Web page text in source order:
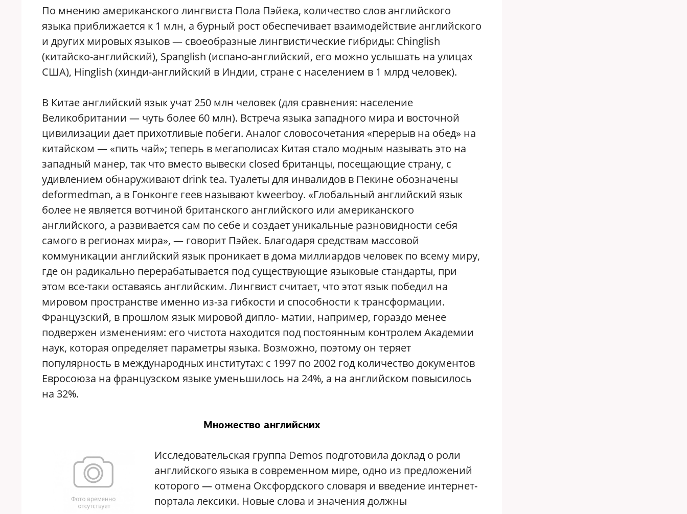
По мнению американского лингвиста Пола Пэйека, количество слов английского
языка приближается к 1 млн, а бурный рост обеспечивает взаимодействие английского
и других мировых языков — своеобразные лингвистические гибриды: Chinglish
(китайско-английский), Spanglish (испано-английский, его можно услышать на улицах
США), Hinglish (хинди-английский в Индии, стране с населением в 1 млрд человек).
В Китае английский язык учат 250 млн человек (для сравнения: население
Великобритании — чуть более 60 млн). Встреча языка западного мира и восточной
цивилизации дает прихотливые побеги. Аналог словосочетания «перерыв на обед» на
китайском — «пить чай»; теперь в мегаполисах Китая стало модным называть это на
западный манер, так что вместо вывески closed британцы, посещающие страну, с
удивлением обнаруживают drink tea. Туалеты для инвалидов в Пекине обозначены
deformedman, а в Гонконге геев называют kweerboy. «Глобальный английский язык
более не является вотчиной британского английского или американского
английского, а развивается сам по себе и создает уникальные разновидности себя
самого в регионах мира», — говорит Пэйек. Благодаря средствам массовой
коммуникации английский язык проникает в дома миллиардов человек по всему миру,
где он радикально перерабатывается под существующие языковые стандарты, при
этом все-таки оставаясь английским. Лингвист считает, что этот язык победил на
мировом пространстве именно из-за гибкости и способности к трансформации.
Французский, в прошлом язык мировой дипло- матии, например, гораздо менее
подвержен изменениям: его чистота находится под постоянным контролем Академии
наук, которая определяет параметры языка. Возможно, поэтому он теряет
популярность в международных институтах: с 1997 по 2002 год количество документов
Евросоюза на французском языке уменьшилось на 24%, а на английском повысилось
на 32%.
Множество английских
Исследовательская группа Demos подготовила доклад о роли
английского языка в современном мире, одно из предложений
которого — отмена Оксфордского словаря и введение интернет-
портала лексики. Новые слова и значения должны